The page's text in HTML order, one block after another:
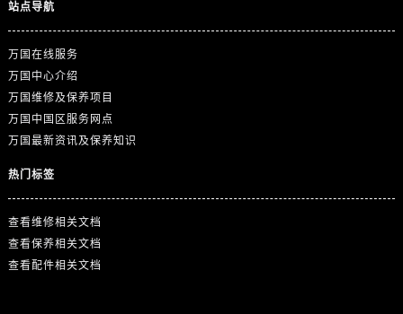
站点导航
万国在线服务
万国中心介绍
万国维修及保养项目
万国中国区服务网点
万国最新资讯及保养知识
热门标签
查看维修相关文档
查看保养相关文档
查看配件相关文档